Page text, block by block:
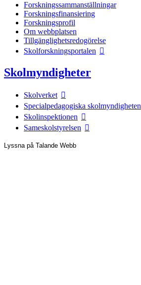
Forskningssammanställningar
Forskningsfinansiering
Forskningsprofil
Om webbplatsen
Tillgänglighetsredogörelse
Skolforskningsportalen
Skolmyndigheter
Skolverket
Specialpedagogiska skolmyndigheten
Skolinspektionen
Sameskolstyrelsen
Lyssna på Talande Webb